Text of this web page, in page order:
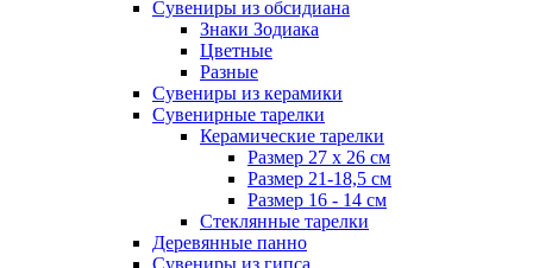
Сувениры из обсидиана
Знаки Зодиака
Цветные
Разные
Сувениры из керамики
Сувенирные тарелки
Керамические тарелки
Размер 27 х 26 см
Размер 21-18,5 см
Размер 16 - 14 см
Стеклянные тарелки
Деревянные панно
Сувениры из гипса